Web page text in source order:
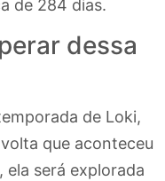
de 284 dias.
dessa
de Loki,
que aconteceu
ela será explorada